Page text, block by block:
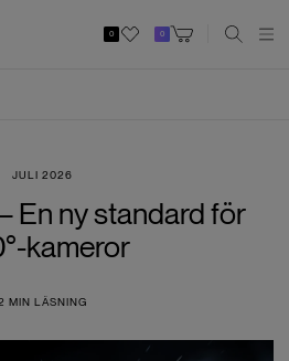
0 0
JULI 2026
En ny standard för
kameror
MIN LÄSNING